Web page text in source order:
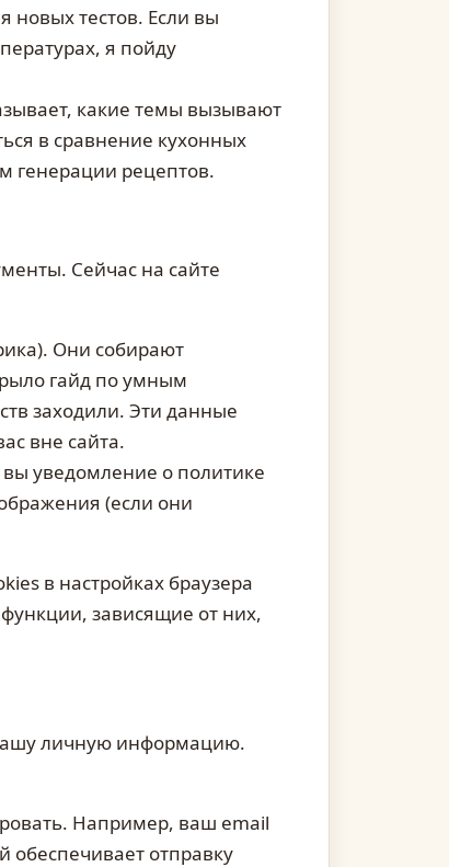
тестов. Если вы
я пойду
какие темы вызывают
в сравнение кухонных
генерации рецептов.
Сейчас на сайте
Они собирают
гайд по умным
заходили. Эти данные
вне сайта.
уведомление о политике
(если они
в настройках браузера
зависящие от них,
личную информацию.
Например, ваш email
обеспечивает отправку